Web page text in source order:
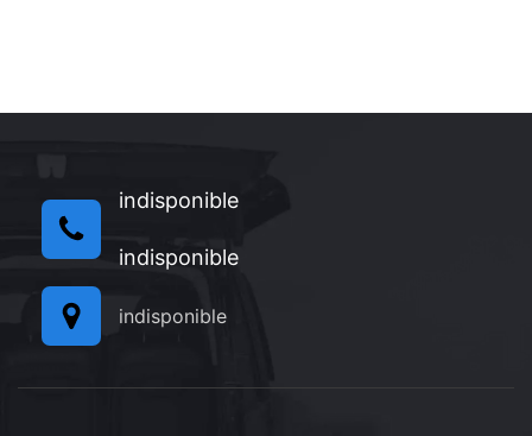
indisponible
indisponible
indisponible